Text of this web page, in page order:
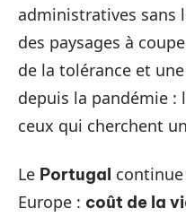
administratives sans
des paysages à
de la tolérance et
depuis la pandémie :
ceux qui cherchent
Le Portugal continue
Europe : coût de la